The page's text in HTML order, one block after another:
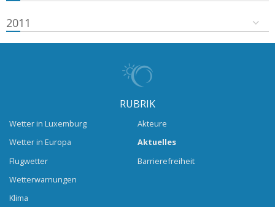
2011
RUBRIK
Wetter in Luxemburg
Wetter in Europa
Flugwetter
Wetterwarnungen
Klima
Akteure
Aktuelles
Barrierefreiheit